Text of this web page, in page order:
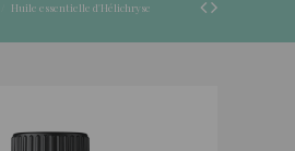
Huile essentielle d'Hélichryse